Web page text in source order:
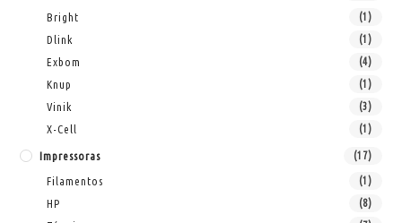
Bright (1)
Dlink (1)
Exbom (4)
Knup (1)
Vinik (3)
X-Cell (1)
Impressoras (17)
Filamentos (1)
HP (8)